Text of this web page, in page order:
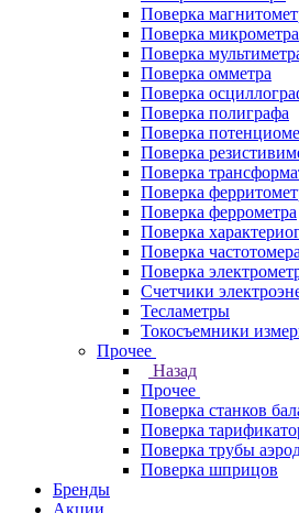
Поверка
Поверка микрометра
Поверка
Поверка омметра
Поверка
Поверка полиграфа
Поверка
Поверка
Поверка
Поверка
Поверка феррометра
Поверка
Поверка частотомера
Поверка
Счетчики
Тесламетры
Токосъемники
Прочее
Назад
Прочее
Поверка станков
Поверка
Поверка трубы
Поверка шприцов
Бренды
Акции